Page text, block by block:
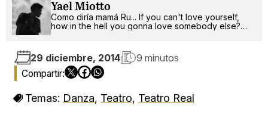
Yael Miotto
Como diría mamá Ru... If you can't love yourself,
how in the hell you gonna love somebody else?
29 diciembre, 2014 9 minutos
Temas: Danza, Teatro, Teatro Real